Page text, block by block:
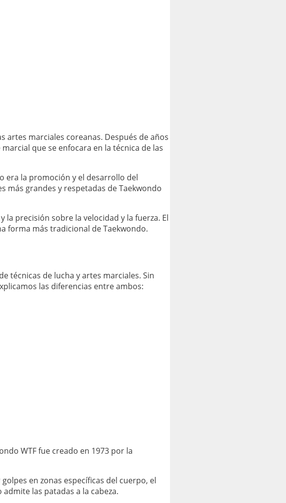
artes marciales coreanas. Después de años
que se enfocara en la técnica de las
era la promoción y el desarrollo del
más grandes y respetadas de Taekwondo
la precisión sobre la velocidad y la fuerza. El
forma más tradicional de Taekwondo.
técnicas de lucha y artes marciales. Sin
las diferencias entre ambos:
WTF fue creado en 1973 por la
en zonas específicas del cuerpo, el
las patadas a la cabeza.